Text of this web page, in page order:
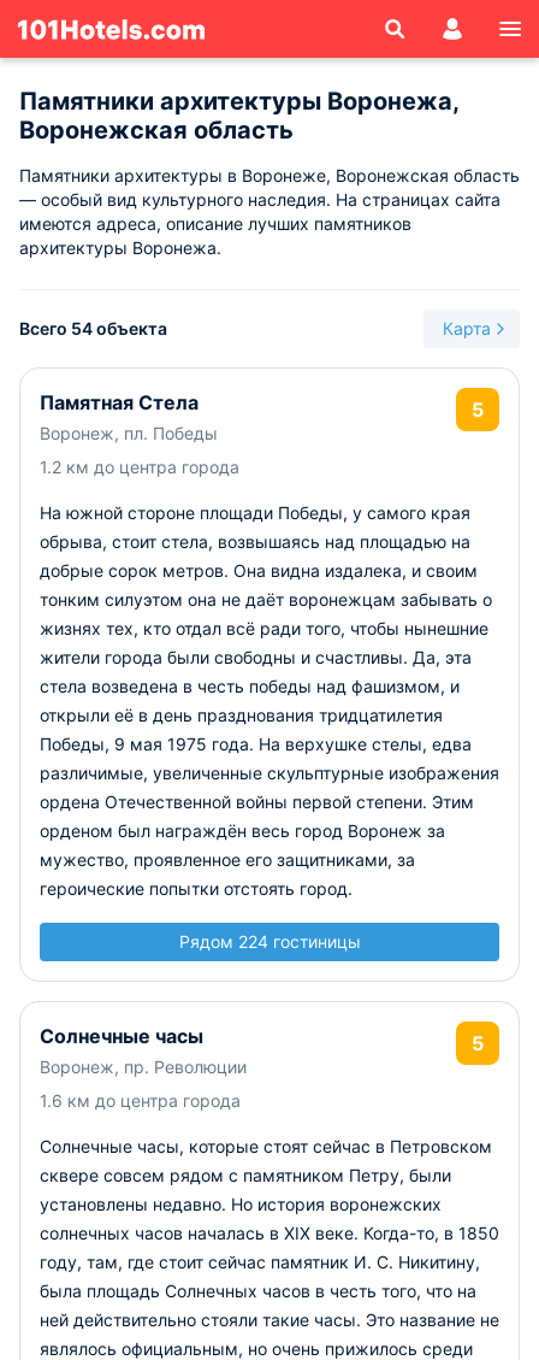
Памятники архитектуры Воронежа,
Воронежская область
Памятники архитектуры в Воронеже, Воронежская область
— особый вид культурного наследия. На страницах сайта
имеются адреса, описание лучших памятников
архитектуры Воронежа.
Всего 54 объекта Карта
Памятная Стела
Воронеж, пл. Победы
1.2 км до центра города
5
На южной стороне площади Победы, у самого края
обрыва, стоит стела, возвышаясь над площадью на
добрые сорок метров. Она видна издалека, и своим
тонким силуэтом она не даёт воронежцам забывать о
жизнях тех, кто отдал всё ради того, чтобы нынешние
жители города были свободны и счастливы. Да, эта
стела возведена в честь победы над фашизмом, и
открыли её в день празднования тридцатилетия
Победы, 9 мая 1975 года. На верхушке стелы, едва
различимые, увеличенные скульптурные изображения
ордена Отечественной войны первой степени. Этим
орденом был награждён весь город Воронеж за
мужество, проявленное его защитниками, за
героические попытки отстоять город.
Рядом 224 гостиницы
Солнечные часы
Воронеж, пр. Революции
1.6 км до центра города
5
Солнечные часы, которые стоят сейчас в Петровском
сквере совсем рядом с памятником Петру, были
установлены недавно. Но история воронежских
солнечных часов началась в XIX веке. Когда-то, в 1850
году, там, где стоит сейчас памятник И. С. Никитину,
была площадь Солнечных часов в честь того, что на
ней действительно стояли такие часы. Это название не
являлось официальным, но очень прижилось среди